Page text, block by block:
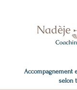
Accompagnement
selon